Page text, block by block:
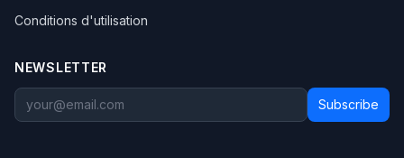
Conditions d'utilisation
NEWSLETTER
Subscribe